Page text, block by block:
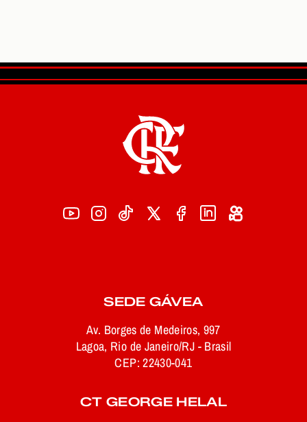
SEDE GÁVEA
Av. Borges de Medeiros, 997
Lagoa, Rio de Janeiro/RJ - Brasil
CEP: 22430-041
CT GEORGE HELAL